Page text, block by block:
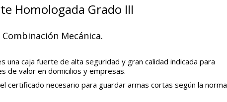
Homologada Grado III
Combinación Mecánica.
una caja fuerte de alta seguridad y gran calidad indicada para
de valor en domicilios y empresas.
certificado necesario para guardar armas cortas según la norma